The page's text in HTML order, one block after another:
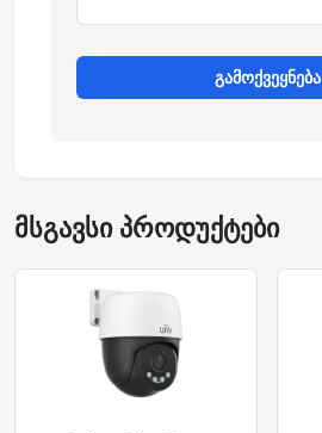
გამოქვეყნება
მსგავსი პროდუქტები